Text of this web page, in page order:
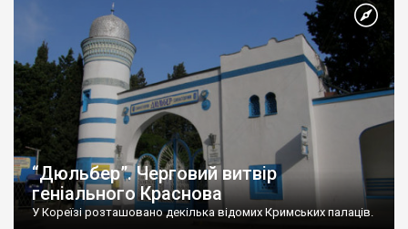
“Дюльбер”. Черговий витвір
геніального Краснова
У Кореїзі розташовано декілька відомих Кримських палаців.